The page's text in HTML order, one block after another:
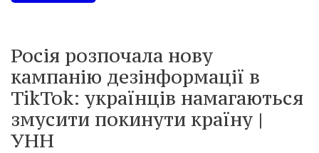
Росія розпочала нову
кампанію дезінформації в
TikTok: українців намагаються
змусити покинути країну |
УНН